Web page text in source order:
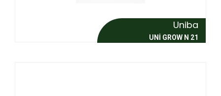
Uniba
UNI GROW N 21